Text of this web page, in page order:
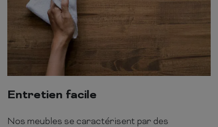
Entretien facile
Nos meubles se caractérisent par des